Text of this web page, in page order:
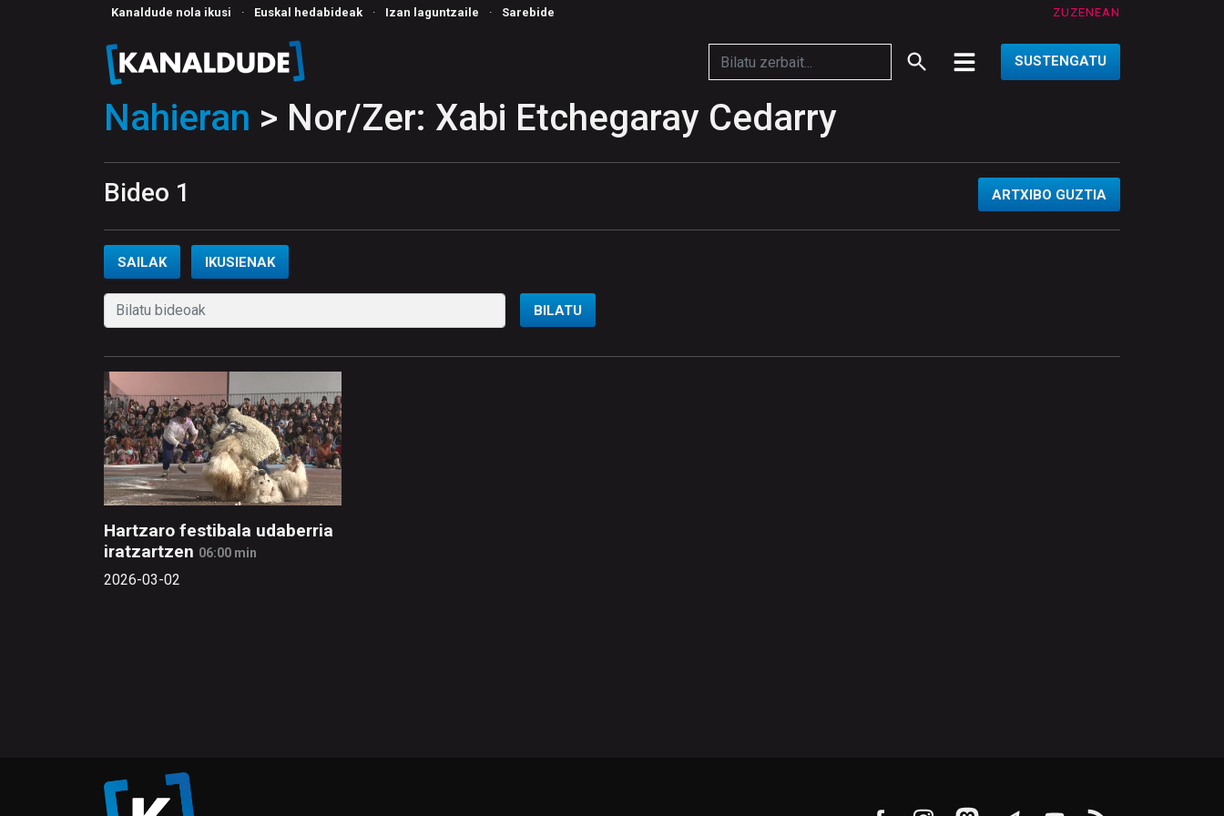
Kanaldude nola ikusi · Euskal hedabideak · Izan laguntzaile · Sarebide ZUZENEAN
SUSTENGATU
Nahieran > Nor/Zer: Xabi Etchegaray Cedarry
Bideo 1 ARTXIBO GUZTIA
SAILAK IKUSIENAK
BILATU
Hartzaro festibala udaberria
iratzartzen 06:00 min
2026-03-02